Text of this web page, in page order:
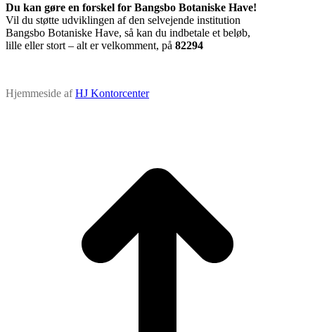
Du kan gøre en forskel for Bangsbo Botaniske Have!
Vil du støtte udviklingen af den selvejende institution
Bangsbo Botaniske Have, så kan du indbetale et beløb,
lille eller stort – alt er velkomment, på 82294
Hjemmeside afHJ Kontorcenter